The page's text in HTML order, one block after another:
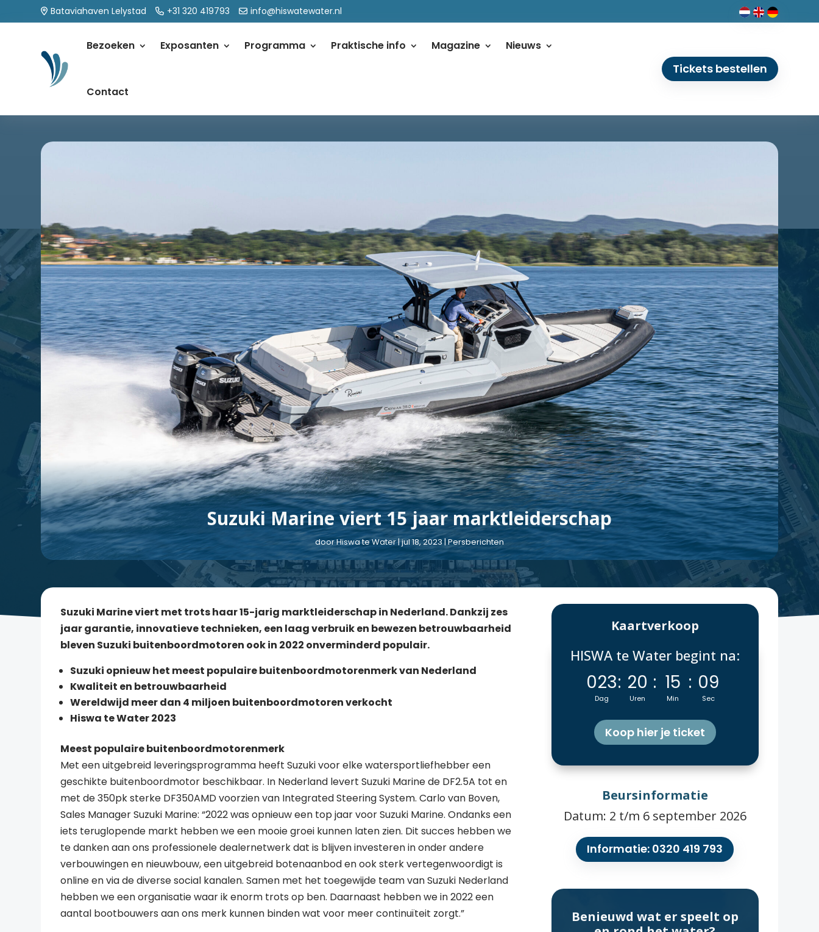
Bataviahaven Lelystad +31 320 419793 info@hiswatewater.nl
Bezoeken Exposanten Programma Praktische info Magazine Nieuws
Contact
Tickets bestellen
Suzuki Marine viert 15 jaar marktleiderschap
doorHiswa te Water|jul 18, 2023|Persberichten
Suzuki Marine viert met trots haar 15-jarig marktleiderschap in Nederland. Dankzij zes
jaar garantie, innovatieve technieken, een laag verbruik en bewezen betrouwbaarheid
bleven Suzuki buitenboordmotoren ook in 2022 onverminderd populair.
Suzuki opnieuw het meest populaire buitenboordmotorenmerk van Nederland
Kwaliteit en betrouwbaarheid
Wereldwijd meer dan 4 miljoen buitenboordmotoren verkocht
Hiswa te Water 2023
Meest populaire buitenboordmotorenmerk
Met een uitgebreid leveringsprogramma heeft Suzuki voor elke watersportliefhebber een
geschikte buitenboordmotor beschikbaar. In Nederland levert Suzuki Marine de DF2.5A tot en
met de 350pk sterke DF350AMD voorzien van Integrated Steering System. Carlo van Boven,
Sales Manager Suzuki Marine: “2022 was opnieuw een top jaar voor Suzuki Marine. Ondanks een
iets teruglopende markt hebben we een mooie groei kunnen laten zien. Dit succes hebben we
te danken aan ons professionele dealernetwerk dat is blijven investeren in onder andere
verbouwingen en nieuwbouw, een uitgebreid botenaanbod en ook sterk vertegenwoordigt is
online en via de diverse social kanalen. Samen met het toegewijde team van Suzuki Nederland
hebben we een organisatie waar ik enorm trots op ben. Daarnaast hebben we in 2022 een
aantal bootbouwers aan ons merk kunnen binden wat voor meer continuïteit zorgt.”
Kaartverkoop
HISWA te Water begint na:
023
Dag
: 20
Uren
: 15
Min
: 06
Sec
Koop hier je ticket
Beursinformatie
Datum: 2 t/m 6 september 2026
Informatie: 0320 419 793
Benieuwd wat er speelt op